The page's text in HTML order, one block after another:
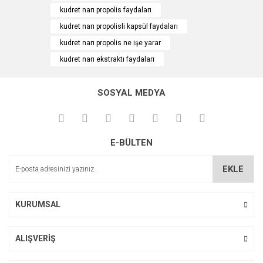
kudret narı propolis faydaları
kudret narı propolisli kapsül faydaları
kudret narı propolis ne işe yarar
kudret narı ekstraktı faydaları
SOSYAL MEDYA
E-BÜLTEN
EKLE
KURUMSAL
ALIŞVERİŞ